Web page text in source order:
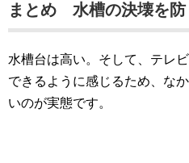
まとめ 水槽の決壊を防
水槽台は高い。そして、テレ
できるように感じるため、な
いのが実態です。